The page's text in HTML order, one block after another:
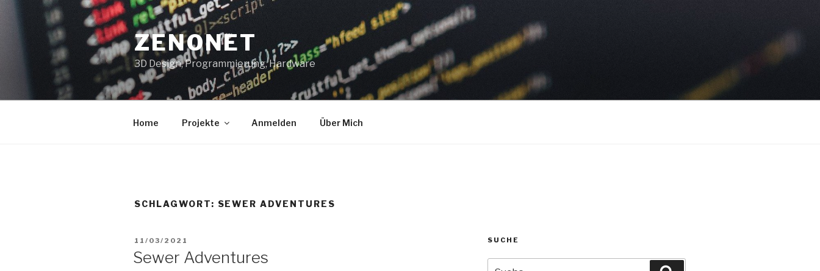
Inhalt
springen
ZENONET
3D Design, Programmierung, Hardware
Home Projekte Anmelden Über Mich
SCHLAGWORT: SEWER ADVENTURES
VERÖFFENTLICHT
11/03/2021
Sewer Adventures
SUCHE